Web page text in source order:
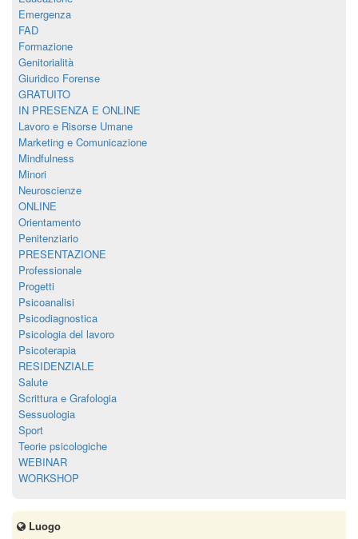
Emergenza
FAD
Formazione
Genitorialità
Giuridico Forense
GRATUITO
IN PRESENZA E ONLINE
Lavoro e Risorse Umane
Marketing e Comunicazione
Mindfulness
Minori
Neuroscienze
ONLINE
Orientamento
Penitenziario
PRESENTAZIONE
Professionale
Progetti
Psicoanalisi
Psicodiagnostica
Psicologia del lavoro
Psicoterapia
RESIDENZIALE
Salute
Scrittura e Grafologia
Sessuologia
Sport
Teorie psicologiche
WEBINAR
WORKSHOP
Luogo